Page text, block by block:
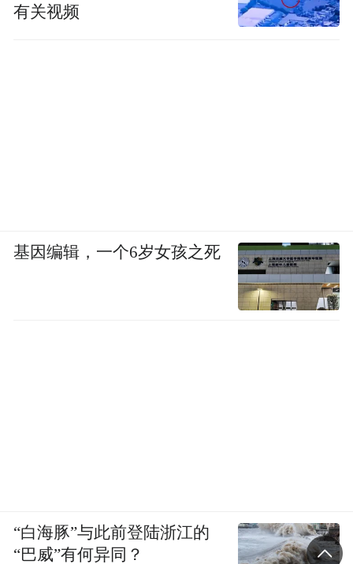
有关视频
基因编辑，一个6岁女孩之死
“白海豚”与此前登陆浙江的
“巴威”有何异同？